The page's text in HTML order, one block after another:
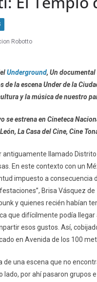
Robotto
Underground, Un
de la escena Under de la
y la música de nuestro
se estrena en Cineteca
La Casa del Cine, Cine
antiguamente llamado
En este contexto con un
impuesto a consecuencia
Brisa Vásquez
y quienes recién habían
que difícilmente podía
esos gustos. Así,
en Avenida de los 100
de una escena que no
lado, por ahí pasaron grupos